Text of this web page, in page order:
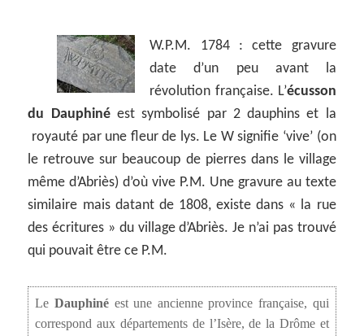
W.P.M. 1784 : cette gravure
date d’un peu avant la
révolution française. L’écusson
du Dauphinéest symbolisé par 2 dauphins et la
royauté par une fleur de lys. Le W signifie ‘vive’ (on
le retrouve sur beaucoup de pierres dans le village
même d’Abriès) d’où vive P.M. Une gravure au texte
similaire mais datant de 1808, existe dans « la rue
des écritures » du village d’Abriès. Je n’ai pas trouvé
qui pouvait être ce P.M.
LeDauphiné est une ancienne province française, qui
correspond aux départements de l’Isère, de la Drôme et